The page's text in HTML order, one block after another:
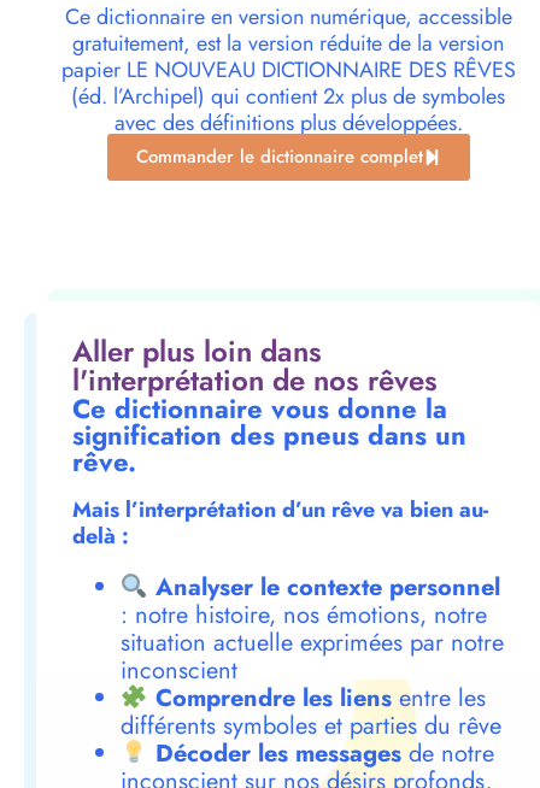
Ce dictionnaire en version numérique, accessible
gratuitement, est la version réduite de la version
papier LE NOUVEAU DICTIONNAIRE DES RÊVES
(éd. l’Archipel) qui contient 2x plus de symboles
avec des définitions plus développées.
Commander le dictionnaire complet
Aller plus loin dans
l'interprétation de nos rêves
Ce dictionnaire vous donne la
signification des pneus dans un
rêve.
Mais l’interprétation d’un rêve va bien au-
delà :
Analyser le contexte personnel
: notre histoire, nos émotions, notre
situation actuelle exprimées par notre
inconscient
Comprendre les liensentre les
différents symboles et parties du rêve
Décoder les messagesde notre